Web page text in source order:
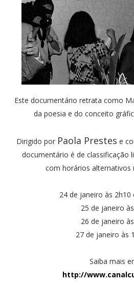
Este documentário retrata como
da poesia e do conceito
Dirigido por Paola Prestes e
documentário é de classificação
com horários alternativos
24 de janeiro às 2h10
25 de janeiro
26 de janeiro
27 de janeiro às
Saiba mais
http://